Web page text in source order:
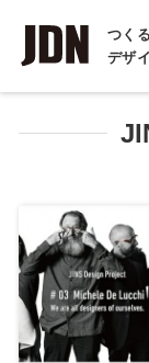
つく
デザ
インタビュ
コラム